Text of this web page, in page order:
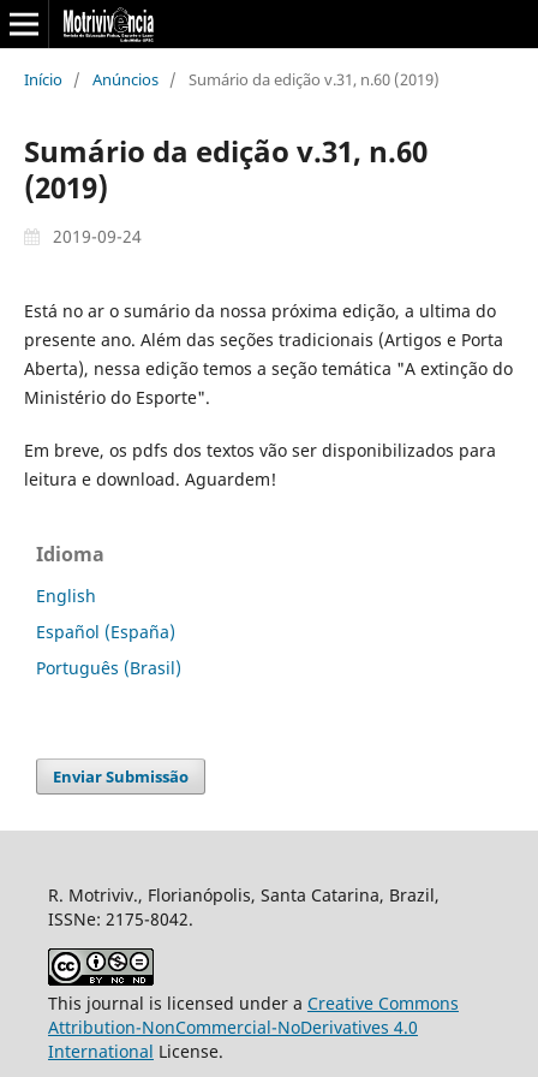
Início / Anúncios / Sumário da edição v.31, n.60 (2019)
Sumário da edição v.31, n.60
(2019)
2019-09-24
Está no ar o sumário da nossa próxima edição, a ultima do
presente ano. Além das seções tradicionais (Artigos e Porta
Aberta), nessa edição temos a seção temática "A extinção do
Ministério do Esporte".
Em breve, os pdfs dos textos vão ser disponibilizados para
leitura e download. Aguardem!
Idioma
English
Español (España)
Português (Brasil)
Enviar Submissão
R. Motriviv., Florianópolis, Santa Catarina, Brazil,
ISSNe: 2175-8042.
This journal is licensed under a Creative Commons
Attribution-NonCommercial-NoDerivatives 4.0
International License.